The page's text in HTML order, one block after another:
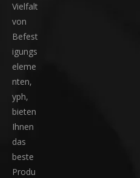
Vielfalt
von
Befest
igungs
eleme
nten,
yph,
bieten
Ihnen
das
beste
Produ